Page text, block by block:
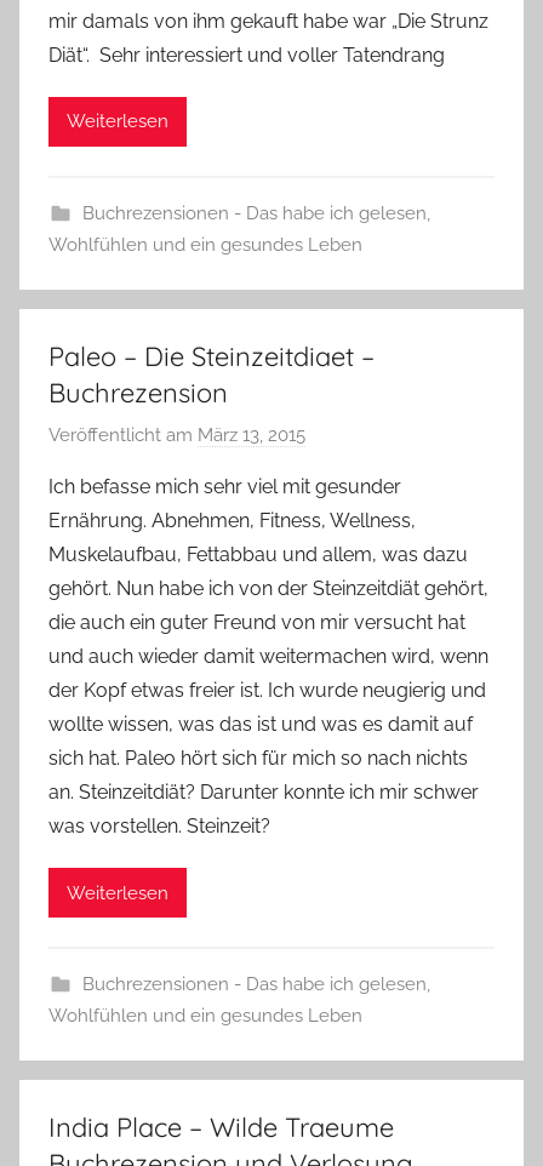
mir damals von ihm gekauft habe war „Die Strunz
Diät“. Sehr interessiert und voller Tatendrang
Weiterlesen
Buchrezensionen - Das habe ich gelesen,
Wohlfühlen und ein gesundes Leben
Paleo – Die Steinzeitdiaet –
Buchrezension
Veröffentlicht am März 13, 2015
n
Y
v
o
n
n
e
Ich befasse mich sehr viel mit gesunder
Ernährung. Abnehmen, Fitness, Wellness,
Muskelaufbau, Fettabbau und allem, was dazu
gehört. Nun habe ich von der Steinzeitdiät gehört,
die auch ein guter Freund von mir versucht hat
und auch wieder damit weitermachen wird, wenn
der Kopf etwas freier ist. Ich wurde neugierig und
wollte wissen, was das ist und was es damit auf
sich hat. Paleo hört sich für mich so nach nichts
an. Steinzeitdiät? Darunter konnte ich mir schwer
was vorstellen. Steinzeit?
Weiterlesen
Buchrezensionen - Das habe ich gelesen,
Wohlfühlen und ein gesundes Leben
India Place – Wilde Traeume